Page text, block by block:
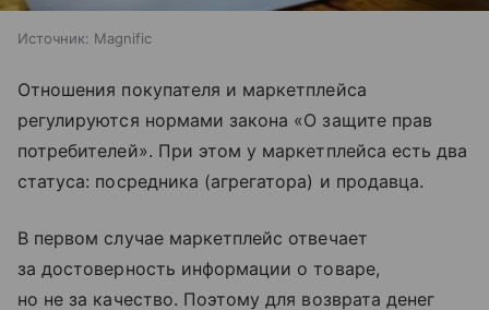
Источник: Magnific
Отношения покупателя и маркетплейса
регулируются нормами закона «О защите прав
потребителей». При этом у маркетплейса есть два
статуса: посредника (агрегатора) и продавца.
В первом случае маркетплейс отвечает
за достоверность информации о товаре,
но не за качество. Поэтому для возврата денег